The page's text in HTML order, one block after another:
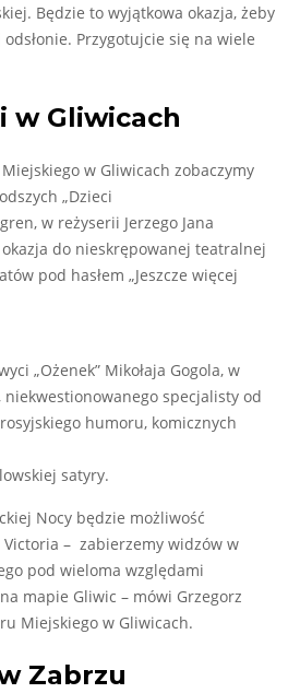
Będzie to wyjątkowa okazja, żeby
Przygotujcie się na wiele
w Gliwicach
w Gliwicach zobaczymy
„Dzieci
w reżyserii Jerzego Jana
okazja do nieskrępowanej teatralnej
pod hasłem „Jeszcze więcej
„Ożenek” Mikołaja Gogola, w
niekwestionowanego specjalisty od
humoru, komicznych
satyry.
Nocy będzie możliwość
– zabierzemy widzów w
pod wieloma względami
mapie Gliwic – mówi Grzegorz
Miejskiego w Gliwicach.
Zabrzu